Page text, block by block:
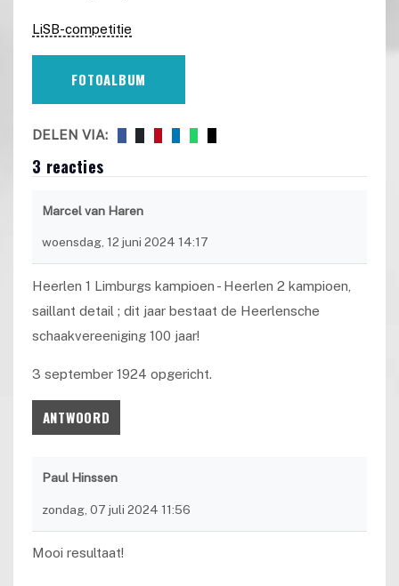
LiSB-competitie
FOTOALBUM
DELEN VIA:
3 reacties
Marcel van Haren
woensdag, 12 juni 2024 14:17
Heerlen 1 Limburgs kampioen - Heerlen 2 kampioen,
saillant detail ; dit jaar bestaat de Heerlensche
schaakvereeniging 100 jaar!
3 september 1924 opgericht.
ANTWOORD
Paul Hinssen
zondag, 07 juli 2024 11:56
Mooi resultaat!